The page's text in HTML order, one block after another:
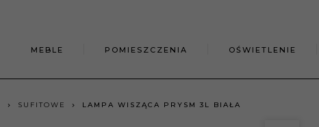
MEBLE POMIESZCZENIA OŚWIETLENIE
SUFITOWE LAMPA WISZĄCA PRYSM 3L BIAŁA